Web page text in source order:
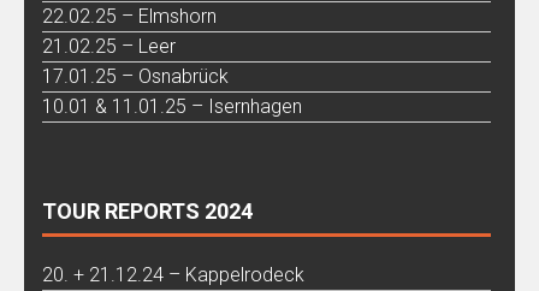
22.02.25 – Elmshorn
21.02.25 – Leer
17.01.25 – Osnabrück
10.01 & 11.01.25 – Isernhagen
TOUR REPORTS 2024
20. + 21.12.24 – Kappelrodeck